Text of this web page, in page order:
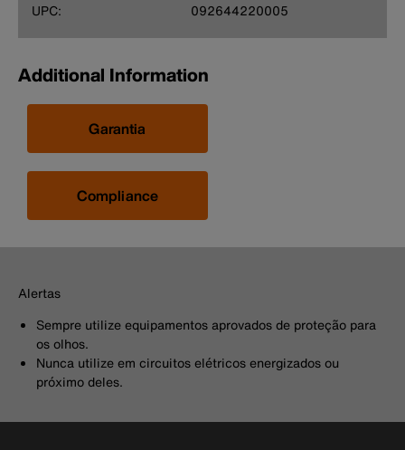
UPC: 092644220005
Additional Information
Garantia
Compliance
Alertas
Sempre utilize equipamentos aprovados de proteção para
os olhos.
Nunca utilize em circuitos elétricos energizados ou
próximo deles.